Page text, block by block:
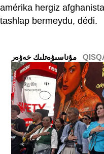
amérika hergiz
tashlap bermeydu, dédi.